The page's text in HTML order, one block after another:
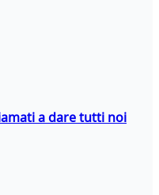
a dare tutti noi